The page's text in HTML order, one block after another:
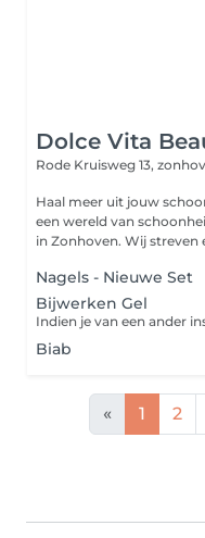
Dolce Vita
Rode Kruisweg 13,
Haal meer uit jouw
een wereld van
in Zonhoven. Wij
Nagels - Nieuwe Set
Bijwerken Gel
Biab
« 1 2